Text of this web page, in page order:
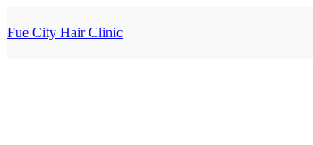
geç
Fue City Hair Clinic